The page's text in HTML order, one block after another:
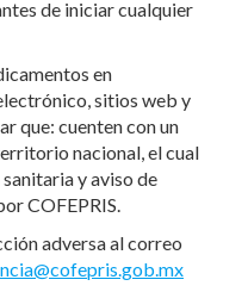
de iniciar cualquier
en
sitios web y
que: cuenten con un
nacional, el cual
y aviso de
COFEPRIS.
adversa al correo